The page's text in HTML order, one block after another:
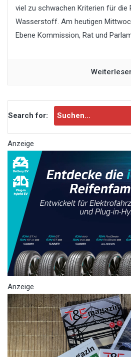
viel zu schwachen Kriterien für die
Wasserstoff. Am heutigen
Ebene Kommission, Rat und
Search for:
Anzeige
Anzeige